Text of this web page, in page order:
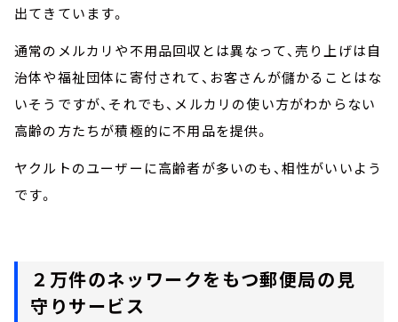
出てきています。
通常のメルカリや不用品回収とは異なって、売り上げは自
治体や福祉団体に寄付されて、お客さんが儲かることはな
いそうですが、それでも、メルカリの使い方がわからない
高齢の方たちが積極的に不用品を提供。
ヤクルトのユーザーに高齢者が多いのも、相性がいいよう
です。
２万件のネッワークをもつ郵便局の見
守りサービス